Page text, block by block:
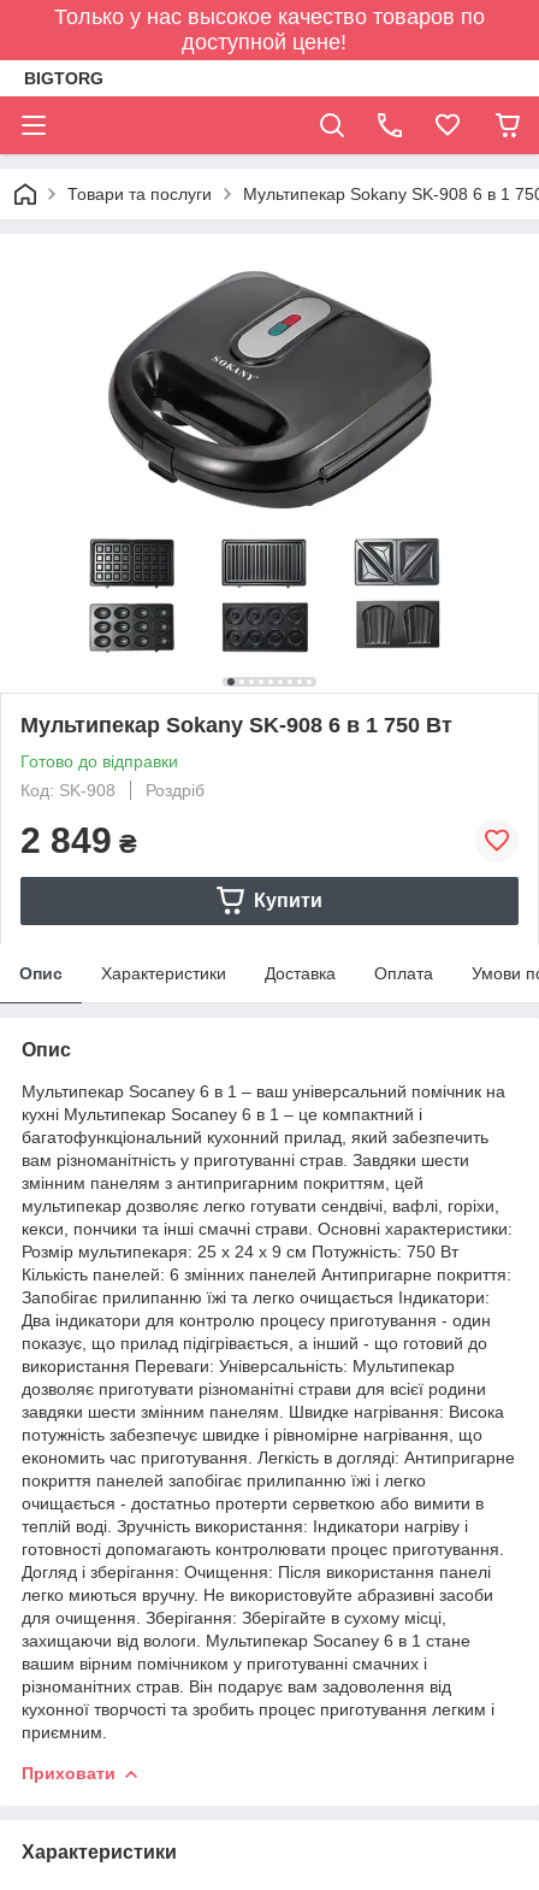
Только у нас высокое качество товаров по
доступной цене!
BIGTORG
Товари та послуги Мультипекар Sokany SK-908 6 в 1
Мультипекар Sokany SK-908 6 в 1 750 Вт
Готово до відправки
Код: SK-908
Роздріб
2 849 ₴
Купити
Опис Характеристики Доставка Оплата Умови
Опис
Мультипекар Socaney 6 в 1 – ваш універсальний помічник на
кухні Мультипекар Socaney 6 в 1 – це компактний і
багатофункціональний кухонний прилад, який забезпечить
вам різноманітність у приготуванні страв. Завдяки шести
змінним панелям з антипригарним покриттям, цей
мультипекар дозволяє легко готувати сендвічі, вафлі, горіхи,
кекси, пончики та інші смачні страви. Основні характеристики:
Розмір мультипекаря: 25 x 24 x 9 см Потужність: 750 Вт
Кількість панелей: 6 змінних панелей Антипригарне покриття:
Запобігає прилипанню їжі та легко очищається Індикатори:
Два індикатори для контролю процесу приготування - один
показує, що прилад підігрівається, а інший - що готовий до
використання Переваги: Універсальність: Мультипекар
дозволяє приготувати різноманітні страви для всієї родини
завдяки шести змінним панелям. Швидке нагрівання: Висока
потужність забезпечує швидке і рівномірне нагрівання, що
економить час приготування. Легкість в догляді: Антипригарне
покриття панелей запобігає прилипанню їжі і легко
очищається - достатньо протерти серветкою або вимити в
теплій воді. Зручність використання: Індикатори нагріву і
готовності допомагають контролювати процес приготування.
Догляд і зберігання: Очищення: Після використання панелі
легко миються вручну. Не використовуйте абразивні засоби
для очищення. Зберігання: Зберігайте в сухому місці,
захищаючи від вологи. Мультипекар Socaney 6 в 1 стане
вашим вірним помічником у приготуванні смачних і
різноманітних страв. Він подарує вам задоволення від
кухонної творчості та зробить процес приготування легким і
приємним.
Приховати
Характеристики